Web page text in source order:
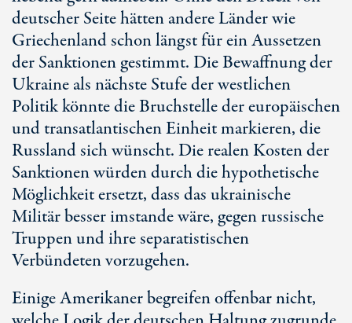
deutscher Seite hätten andere Länder wie
Griechenland schon längst für ein Aussetzen
der Sanktionen gestimmt. Die Bewaffnung der
Ukraine als nächste Stufe der westlichen
Politik könnte die Bruchstelle der europäischen
und transatlantischen Einheit markieren, die
Russland sich wünscht. Die realen Kosten der
Sanktionen würden durch die hypothetische
Möglichkeit ersetzt, dass das ukrainische
Militär besser imstande wäre, gegen russische
Truppen und ihre separatistischen
Verbündeten vorzugehen.
Einige Amerikaner begreifen offenbar nicht,